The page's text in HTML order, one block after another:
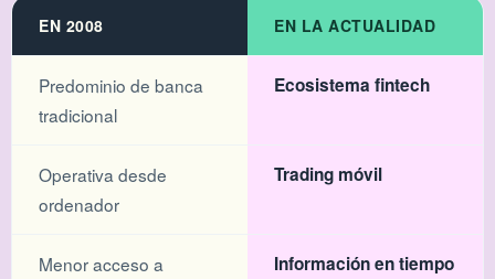
EN 2008 EN LA ACTUALIDAD
Predominio de banca
tradicional
Ecosistema fintech
Operativa desde
ordenador
Trading móvil
Menor acceso a
Información en tiempo